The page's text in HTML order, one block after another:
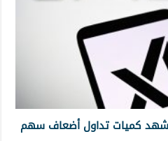
كميات تداول أضعاف سهم